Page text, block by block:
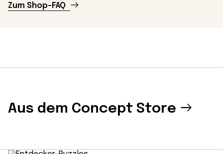
Zum Shop-FAQ
Aus dem Concept Store